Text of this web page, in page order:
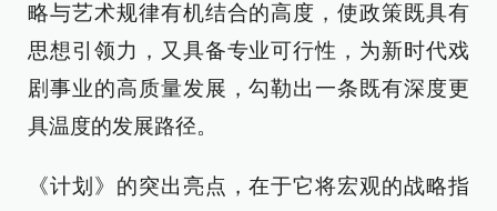
略与艺术规律有机结合的高度，使政策既具有
思想引领力，又具备专业可行性，为新时代戏
剧事业的高质量发展，勾勒出一条既有深度更
具温度的发展路径。
《计划》的突出亮点，在于它将宏观的战略指